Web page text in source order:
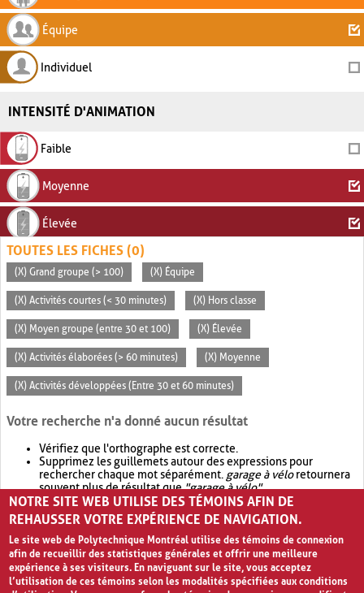
Équipe
Individuel
INTENSITÉ D'ANIMATION
Faible
Moyenne
Élevée
TOUTES LES FICHES (0)
(X) Grand groupe (> 100) (X) Équipe
(X) Activités courtes (< 30 minutes) (X) Hors classe
(X) Moyen groupe (entre 30 et 100) (X) Élevée
(X) Activités élaborées (> 60 minutes) (X) Moyenne
(X) Activités développées (Entre 30 et 60 minutes)
Votre recherche n'a donné aucun résultat
Vérifiez que l'orthographe est correcte.
Supprimez les guillemets autour des expressions pour
rechercher chaque mot séparément. garage à véloretournera
souvent plus de résultat que"garage à vélo".
Envisagez d'élargir votre recherche avec OR.garage OR vélo
retournera souvent plus de résultat quegarage à vélo
NOTRE SITE WEB UTILISE DES TÉMOINS AFIN DE
REHAUSSER VOTRE EXPÉRIENCE DE NAVIGATION.
Le site web de Polytechnique Montréal utilise des témoins de connexion
afin de recueillir des statistiques générales et offrir une meilleure
expérience à ses visiteurs. En naviguant sur le site, vous acceptez
l’utilisation de ces témoins selon les modalités spécifiées aux conditions